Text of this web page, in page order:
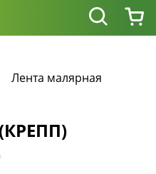
Лента малярная